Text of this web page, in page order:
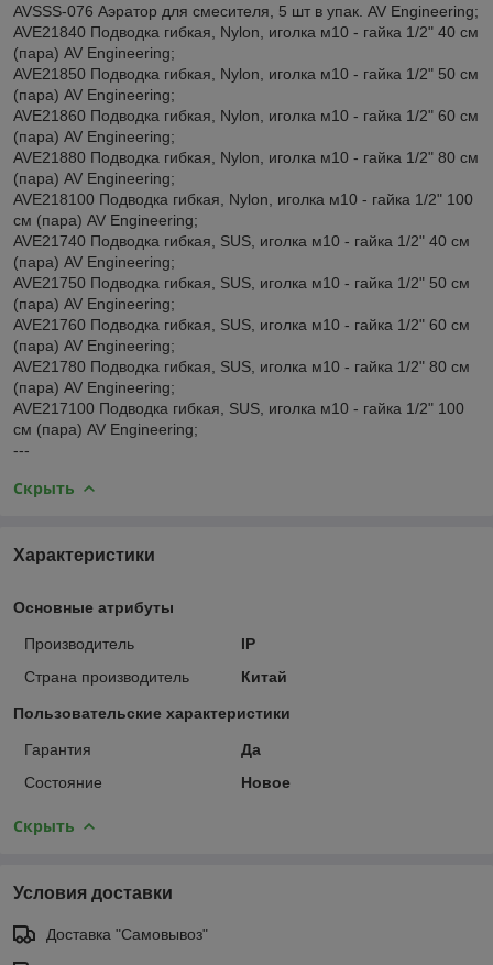
AVSSS-076 Аэратор для смесителя, 5 шт в упак. AV Engineering;
AVE21840 Подводка гибкая, Nylon, иголка м10 - гайка 1/2" 40 см
(пара) AV Engineering;
AVE21850 Подводка гибкая, Nylon, иголка м10 - гайка 1/2" 50 см
(пара) AV Engineering;
AVE21860 Подводка гибкая, Nylon, иголка м10 - гайка 1/2" 60 см
(пара) AV Engineering;
AVE21880 Подводка гибкая, Nylon, иголка м10 - гайка 1/2" 80 см
(пара) AV Engineering;
AVE218100 Подводка гибкая, Nylon, иголка м10 - гайка 1/2" 100
см (пара) AV Engineering;
AVE21740 Подводка гибкая, SUS, иголка м10 - гайка 1/2" 40 см
(пара) AV Engineering;
AVE21750 Подводка гибкая, SUS, иголка м10 - гайка 1/2" 50 см
(пара) AV Engineering;
AVE21760 Подводка гибкая, SUS, иголка м10 - гайка 1/2" 60 см
(пара) AV Engineering;
AVE21780 Подводка гибкая, SUS, иголка м10 - гайка 1/2" 80 см
(пара) AV Engineering;
AVE217100 Подводка гибкая, SUS, иголка м10 - гайка 1/2" 100
см (пара) AV Engineering;
---
Скрыть
Характеристики
Основные атрибуты
Производитель
IP
Страна производитель
Китай
Пользовательские характеристики
Гарантия
Да
Состояние
Новое
Скрыть
Условия доставки
Доставка "Самовывоз"